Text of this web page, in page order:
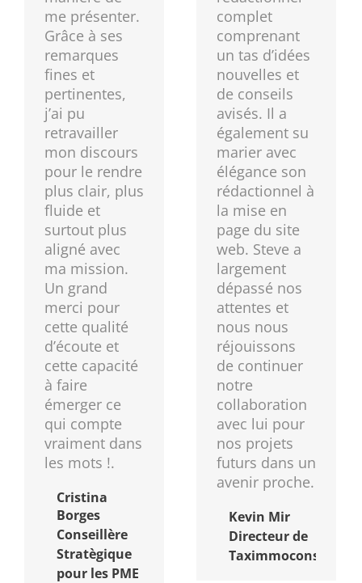
me présenter.
Grâce à ses
remarques
fines et
pertinentes,
j’ai pu
retravailler
mon discours
pour le rendre
plus clair, plus
fluide et
surtout plus
aligné avec
ma mission.
Un grand
merci pour
cette qualité
d’écoute et
cette capacité
à faire
émerger ce
qui compte
vraiment dans
les mots !.
Cristina
Borges
Conseillère
Stratègique
pour les PME
complet
comprenant
un tas d’idées
nouvelles et
de conseils
avisés. Il a
également su
marier avec
élégance son
rédactionnel à
la mise en
page du site
web. Steve a
largement
dépassé nos
attentes et
nous nous
réjouissons
de continuer
notre
collaboration
avec lui pour
nos projets
futurs dans un
avenir proche.
Kevin Mir
Directeur de
Taximmoconsulting